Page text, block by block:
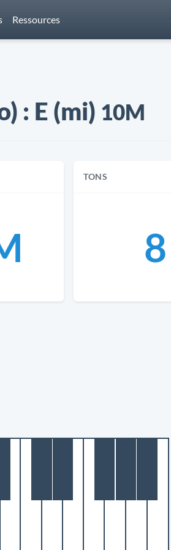
Ressources
: E (mi) 10M
TONS
8